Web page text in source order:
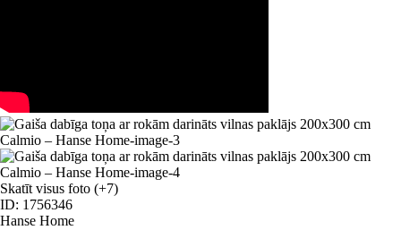
Skatīt visus foto (+7)
ID: 1756346
Hanse Home